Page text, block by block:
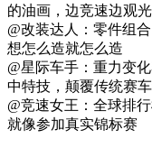
的油画，边竞速边观光
@改装达人：零件组
想怎么造就怎么造
@星际车手：重力变
中特技，颠覆传统赛
@竞速女王：全球排
就像参加真实锦标赛